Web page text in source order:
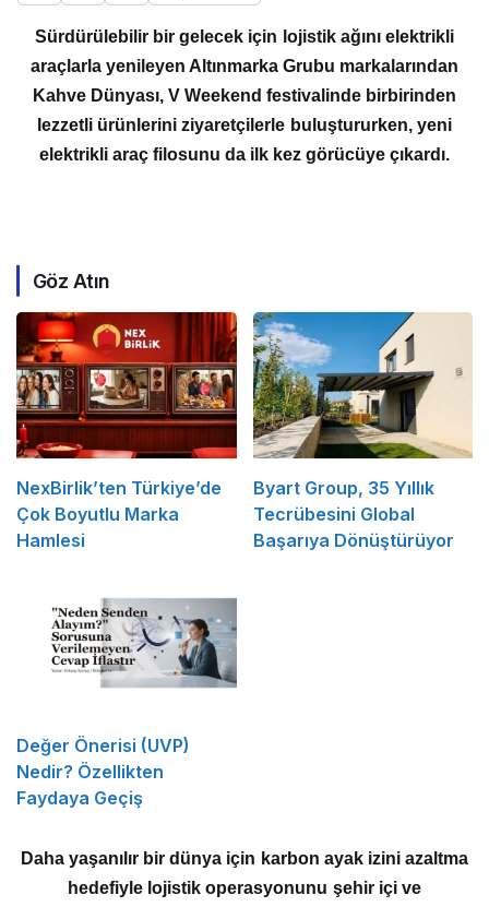
Sürdürülebilir bir gelecek için lojistik ağını elektrikli
araçlarla yenileyen Altınmarka Grubu markalarından
Kahve Dünyası, V Weekend festivalinde birbirinden
lezzetli ürünlerini ziyaretçilerle buluştururken, yeni
elektrikli araç filosunu da ilk kez görücüye çıkardı.
Göz Atın
NexBirlik’ten Türkiye’de
Çok Boyutlu Marka
Hamlesi
Byart Group, 35 Yıllık
Tecrübesini Global
Başarıya Dönüştürüyor
Değer Önerisi (UVP)
Nedir? Özellikten
Faydaya Geçiş
Daha yaşanılır bir dünya için karbon ayak izini azaltma
hedefiyle lojistik operasyonunu şehir içi ve